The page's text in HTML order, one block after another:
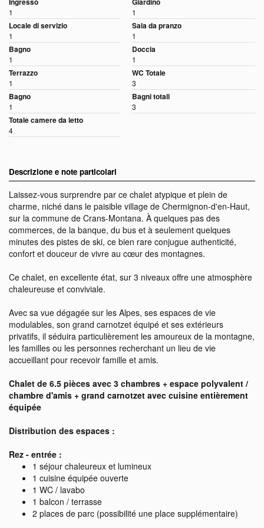
1 1
Locale di servizio
1
Sala da pranzo
1
Bagno
1
Doccia
1
Terrazzo
1
WC Totale
3
Bagno
1
Bagni totali
3
Totale camere da letto
4
Descrizione e note particolari
Laissez-vous surprendre par ce chalet atypique et plein de
charme, niché dans le paisible village de Chermignon-d'en-Haut,
sur la commune de Crans-Montana. À quelques pas des
commerces, de la banque, du bus et à seulement quelques
minutes des pistes de ski, ce bien rare conjugue authenticité,
confort et douceur de vivre au cœur des montagnes.
Ce chalet, en excellente état, sur 3 niveaux offre une atmosphère
chaleureuse et conviviale.
Avec sa vue dégagée sur les Alpes, ses espaces de vie
modulables, son grand carnotzet équipé et ses extérieurs
privatifs, il séduira particulièrement les amoureux de la montagne,
les familles ou les personnes recherchant un lieu de vie
accueillant pour recevoir famille et amis.
Chalet de 6.5 pièces avec 3 chambres + espace polyvalent /
chambre d'amis + grand carnotzet avec cuisine entièrement
équipée
Distribution des espaces :
Rez - entrée :
1 séjour chaleureux et lumineux
1 cuisine équipée ouverte
1 WC / lavabo
1 balcon / terrasse
2 places de parc (possibilité une place supplémentaire)